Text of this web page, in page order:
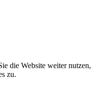
die Website weiter nutzen,
zu.